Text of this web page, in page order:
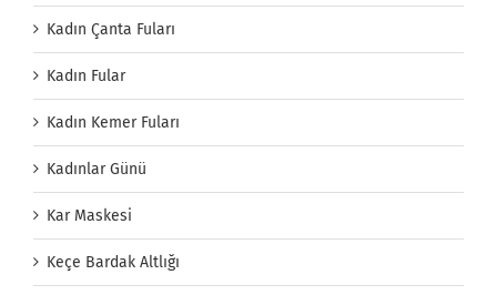
Kadın Çanta Fuları
Kadın Fular
Kadın Kemer Fuları
Kadınlar Günü
Kar Maskesi
Keçe Bardak Altlığı